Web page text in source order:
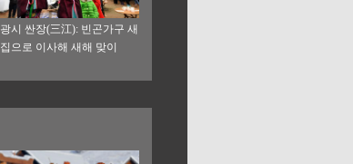
광시 싼장(三江): 빈곤가구 새
집으로 이사해 새해 맞이